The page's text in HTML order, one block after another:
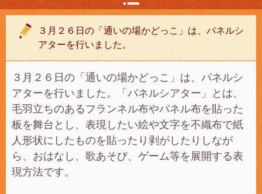
３月２６日の「通いの場かどっこ」は、パネルシ
アターを行いました。
３月２６日の「通いの場かどっこ」は、パネルシ
アターを行いました。「パネルシアター」とは、
毛羽立ちのあるフランネル布やパネル布を貼った
板を舞台とし、表現したい絵や文字を不織布で紙
人形状にしたものを貼ったり剥がしたりしなが
ら、おはなし、歌あそび、ゲーム等を展開する表
現方法です。